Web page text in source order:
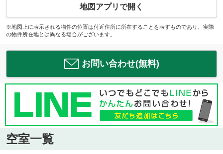
地図アプリで開く
※地図上に表示される物件の位置は付近住所に所在することを表すものであり、実際
の物件所在地とは異なる場合がございます。
お問い合わせ(無料)
空室一覧